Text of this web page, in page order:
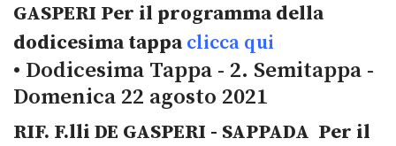
GASPERI Per il programma della
dodicesima tappaclicca qui
• Dodicesima Tappa - 2. Semitappa -
Domenica 22 agosto 2021
RIF. F.lli DE GASPERI - SAPPADA Per il